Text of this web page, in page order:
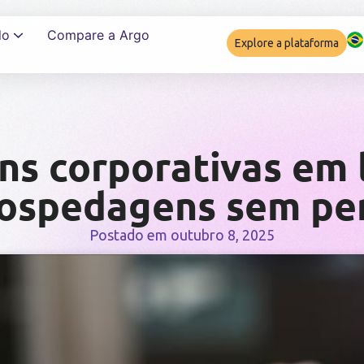
Compare a Argo
Explore a plataforma
corporativas em
sem
Postado em outubro 8, 2025